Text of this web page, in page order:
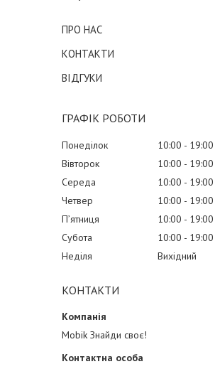
ПРО НАС
КОНТАКТИ
ВІДГУКИ
ГРАФІК РОБОТИ
Понеділок 10:00
19:00
Вівторок
10:00
19:00
Середа
10:00
19:00
Четвер
10:00
19:00
Пʼятниця
10:00
19:00
Субота
10:00
19:00
Неділя
Вихідний
КОНТАКТИ
Mobik Знайди своє!